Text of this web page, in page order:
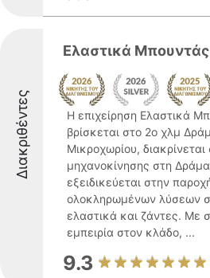
Διακριθέντες
Ελαστικά Μπουντάς
Η επιχείρηση Ελαστικά
βρίσκεται στο 2ο χλμ
Μικροχωρίου,
μηχανοκίνησης στη
εξειδικεύεται στην
ολοκληρωμένων λύσεων
ελαστικά και ζάντες. Με
εμπειρία στον κλάδο, ...
9.3